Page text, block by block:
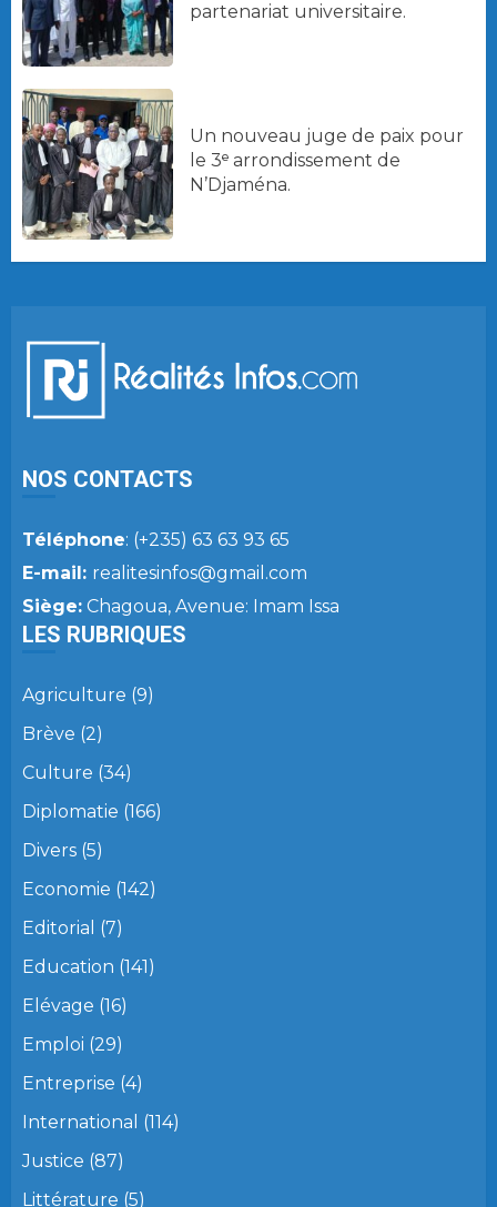
partenariat universitaire.
Un nouveau juge de paix pour
le 3ᵉ arrondissement de
N’Djaména.
NOS CONTACTS
Téléphone: (+235) 63 63 93 65
E-mail: realitesinfos@gmail.com
Siège: Chagoua, Avenue: Imam Issa
LES RUBRIQUES
Agriculture (9)
Brève (2)
Culture (34)
Diplomatie (166)
Divers (5)
Economie (142)
Editorial (7)
Education (141)
Elévage (16)
Emploi (29)
Entreprise (4)
International (114)
Justice (87)
Littérature (5)